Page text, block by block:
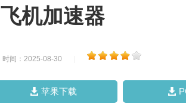
飞机加速器
时间：2025-08-30
苹果下载